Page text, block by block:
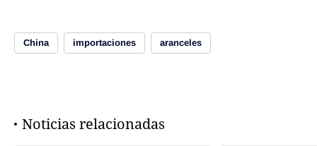
China importaciones aranceles
Noticias relacionadas